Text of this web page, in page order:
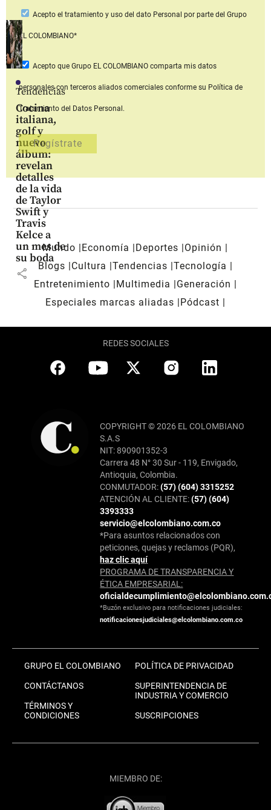
Tendencias
Cocina
italiana,
golf y
nuevo
álbum:
revelan
detalles
de la vida
de Taylor
Swift y
Travis
Kelce a
un mes de
su boda
share
Acepto el tratamiento y uso del dato Personal por parte del Grupo
EL COLOMBIANO*
Acepto que Grupo EL COLOMBIANOcomparta mis datos
personales con terceros aliados comerciales conforme su Política de
Tratamiento del Datos Personal.
Mundo Economía Deportes
Opinión
Blogs
Cultura Tendencias Tecnología
Entretenimiento
Multimedia
Generación
Especiales marcas aliadas
Pódcast
REDES SOCIALES
COPYRIGHT © 2026 EL COLOMBIANO
S.A.S
NIT: 890901352-3
Carrera 48 N° 30 Sur - 119, Envigado,
Antioquia, Colombia.
CONMUTADOR:(57) (604) 3315252
ATENCIÓN AL CLIENTE:(57) (604)
3393333
servicio@elcolombiano.com.co
*Para asuntos relacionados con
peticiones, quejas y reclamos (PQR),
haz clic aquí
PROGRAMA DE TRANSPARENCIA Y
ÉTICA EMPRESARIAL:
*Buzón exclusivo para notificaciones judiciales:
notificacionesjudiciales@elcolombiano.com.co
GRUPO EL COLOMBIANO
CONTÁCTANOS
TÉRMINOS Y
CONDICIONES
POLÍTICA DE PRIVACIDAD
SUPERINTENDENCIA DE
INDUSTRIA Y COMERCIO
SUSCRIPCIONES
MIEMBRO DE: